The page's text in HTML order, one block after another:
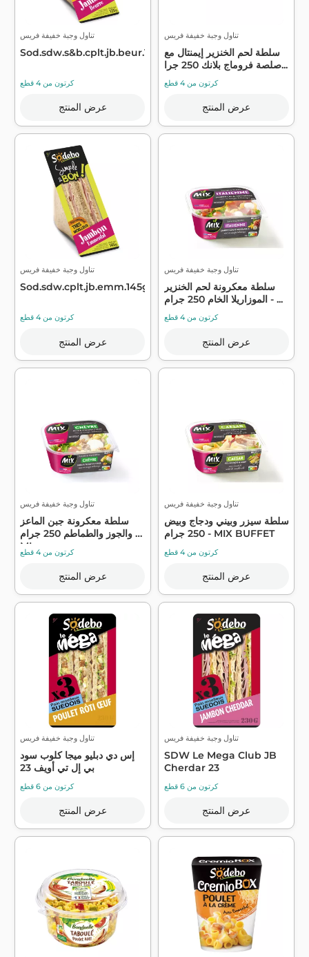
تناول وجبة خفيفة فريس
Sod.sdw.s&b.cplt.jb.beur.125g
كرتون من 4 قطع
عرض المنتج
تناول وجبة خفيفة فريس
سلطة لحم الخنزير إيمنتال مع
صلصة فروماج بلانك 250 جرا...
كرتون من 4 قطع
عرض المنتج
تناول وجبة خفيفة فريس
Sod.sdw.cplt.jb.emm.145g
كرتون من 4 قطع
عرض المنتج
تناول وجبة خفيفة فريس
سلطة معكرونة لحم الخنزير
الموزاريلا الخام 250 جرام - ...
كرتون من 4 قطع
عرض المنتج
تناول وجبة خفيفة فريس
سلطة معكرونة جبن الماعز
والجوز والطماطم 250 جرام -
MI...
كرتون من 4 قطع
عرض المنتج
تناول وجبة خفيفة فريس
سلطة سيزر وبيني ودجاج وبيض
250 جرام - MIX BUFFET
كرتون من 4 قطع
عرض المنتج
تناول وجبة خفيفة فريس
إس دي دبليو ميجا كلوب سود
بي إل تي أويف 23
كرتون من 6 قطع
عرض المنتج
تناول وجبة خفيفة فريس
SDW Le Mega Club JB
Cherdar 23
كرتون من 6 قطع
عرض المنتج